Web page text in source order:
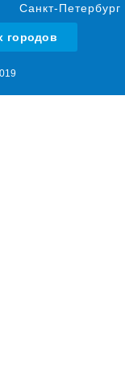
Санкт-Петербург
городов